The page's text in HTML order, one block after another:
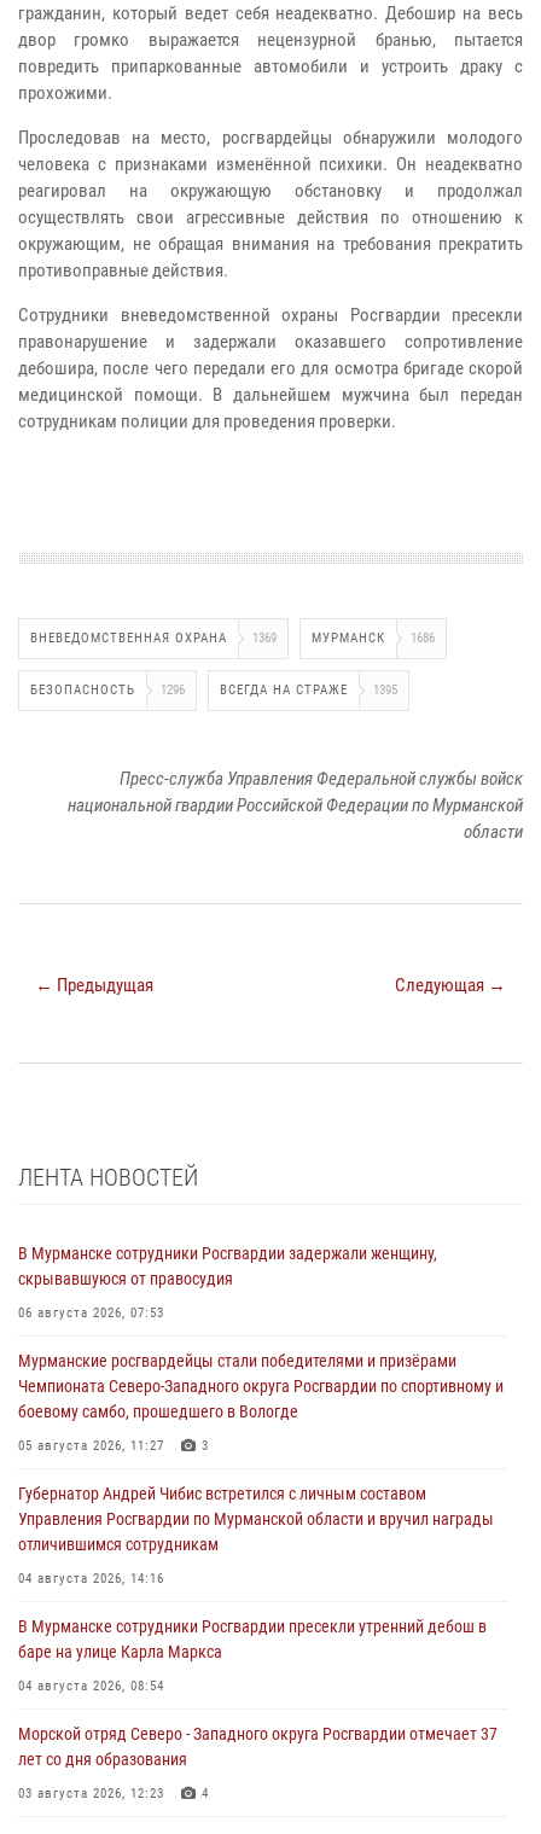
гражданин, который ведет себя неадекватно. Дебошир на весь
двор громко выражается нецензурной бранью, пытается
повредить припаркованные автомобили и устроить драку с
прохожими.
Проследовав на место, росгвардейцы обнаружили молодого
человека с признаками изменённой психики. Он неадекватно
реагировал на окружающую обстановку и продолжал
осуществлять свои агрессивные действия по отношению к
окружающим, не обращая внимания на требования прекратить
противоправные действия.
Сотрудники вневедомственной охраны Росгвардии пресекли
правонарушение и задержали оказавшего сопротивление
дебошира, после чего передали его для осмотра бригаде скорой
медицинской помощи. В дальнейшем мужчина был передан
сотрудникам полиции для проведения проверки.
ВНЕВЕДОМСТВЕННАЯ ОХРАНА 1369 МУРМАНСК 1686
БЕЗОПАСНОСТЬ 1296 ВСЕГДА НА СТРАЖЕ 1395
Пресс-служба Управления Федеральной службы войск
национальной гвардии Российской Федерации по Мурманской
области
← Предыдущая Следующая →
ЛЕНТА НОВОСТЕЙ
В Мурманске сотрудники Росгвардии задержали женщину,
скрывавшуюся от правосудия
06 августа 2026, 07:53
Мурманские росгвардейцы стали победителями и призёрами
Чемпионата Северо-Западного округа Росгвардии по спортивному и
боевому самбо, прошедшего в Вологде
05 августа 2026, 11:27 3
Губернатор Андрей Чибис встретился с личным составом
Управления Росгвардии по Мурманской области и вручил награды
отличившимся сотрудникам
04 августа 2026, 14:16
В Мурманске сотрудники Росгвардии пресекли утренний дебош в
баре на улице Карла Маркса
04 августа 2026, 08:54
Морской отряд Северо - Западного округа Росгвардии отмечает 37
лет со дня образования
03 августа 2026, 12:23 4